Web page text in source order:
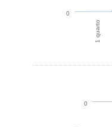
1 quarto
0
0